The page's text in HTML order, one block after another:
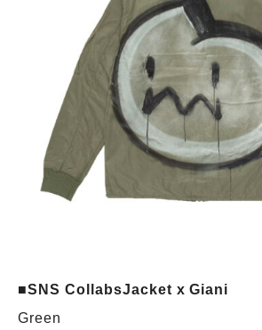
■SNS CollabsJacket x Giani
Green